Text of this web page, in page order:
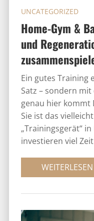
Home-Gym &
und
UNCATEGORIZED
Ein gutes Training
Satz – sondern
genau hier kommt
Sie ist das
„Trainingsgerät“
investieren viel
WEITERLESEN